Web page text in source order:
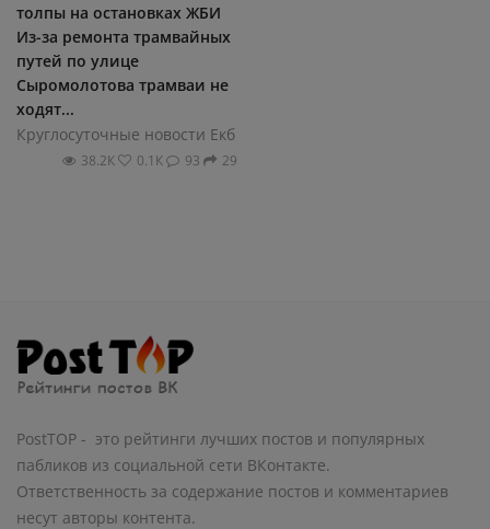
толпы на остановках ЖБИ
Из-за ремонта трамвайных
путей по улице
Сыромолотова трамваи не
ходят...
Круглосуточные новости Екб
38.2К 0.1К 93 29
PostTOP - это рейтинги лучших постов и популярных
пабликов из социальной сети ВКонтакте.
Ответственность за содержание постов и комментариев
несут авторы контента.